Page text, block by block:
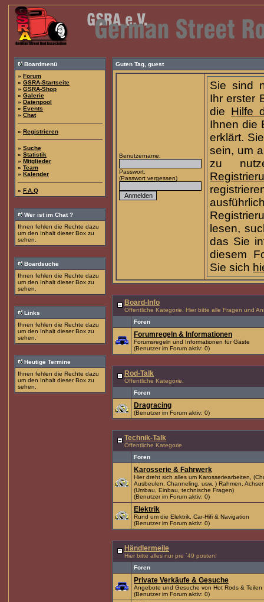
Boardmenü
» Forum
» GSRA-Startseite
» GSRA-Shop
» Galerie
» Datenpool
» Events
» Chat
» Registrieren
» Suche
» Statistik
» Mitglieder
» Team
» Kalender
» F.A.Q
Wer ist im Chat ?
Ihnen fehlen die Rechte dazu
um den Inhalt dieser Box zu
sehen.
Boardsuche
Ihnen fehlen die Rechte dazu
um den Inhalt dieser Box zu
sehen.
Links
Ihnen fehlen die Rechte dazu
um den Inhalt dieser Box zu
sehen.
Heutige Termine
Ihnen fehlen die Rechte dazu
um den Inhalt dieser Box zu
sehen.
Guten Tag, guest
Benutzername:
Passwort:
(Passwort vergessen)
Sie sind
Ihr erster
die Hilfe
Ihnen die
erklärt.
sein, um
zu
lesen,
das Sie
diesem
Sie sich
Board-Info
Öffentliche Kategorie. Hier bitte alle Fragen und
Foren
Forumregeln & Informationen
Forumsregeln und Informationen für Gäste
(Benutzer im Forum aktiv: 0)
Rod-Talk
Öffentliche Kategorie.
Foren
Dragracing
(Benutzer im Forum aktiv: 0)
Technik-Talk
Öffentliche Kategorie.
Foren
Karosserie & Fahrwerk
Hier dreht sich alles um Karosseriearbeiten,
Ausbeulen, Channeling, usw. ) Rahmen,
(Umbau, Einbau, technische Fragen)
(Benutzer im Forum aktiv: 0)
Elektrik
Rund um die Elektrik, Car-Hifi & Navigation
(Benutzer im Forum aktiv: 0)
Händlermeile
Hier bitte alles nur pre ´49 posten!
Foren
Private Verkäufe & Gesuche
Angebote und Gesuche von Hot Rods & Teilen
(Benutzer im Forum aktiv: 0)